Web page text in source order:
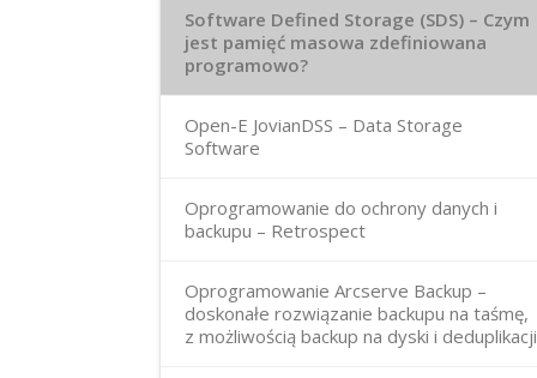
Software Defined Storage (SDS) – Czym
jest pamięć masowa zdefiniowana
programowo?
Open-E JovianDSS – Data Storage
Software
Oprogramowanie do ochrony danych i
backupu – Retrospect
Oprogramowanie Arcserve Backup –
doskonałe rozwiązanie backupu na taśmę,
z możliwością backup na dyski i deduplikacji